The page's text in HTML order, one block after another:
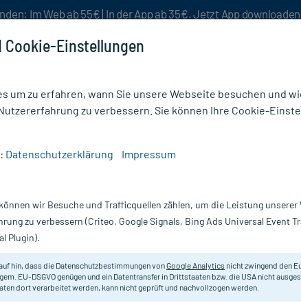
Im Web ab 55€ | In der App ab 35€. Jetzt App downloaden
für kurze Zeit:Gratis-Versand* ab 19€ Mindestbestellwert!
Erfahrungen &
Sedotussin
Einstellungen
um zu erfahren, wann Sie unsere Webseite besuchen und
zu verbessern. Sie können Ihre Cookie-
Datenschutzerklärung Impressum
wir Besuche und Trafficquellen zählen, um die Leistung unserer
zu verbessern (Criteo, Google Signals, Bing Ads Universal Event
Plugin).
hin, dass die Datenschutzbestimmungen vonGoogle Analytics nicht zwingend den
EU-DSGVO genügen und ein Datentransfer in Drittstaaten bzw. die USA nicht
dort verarbeitet werden, kann nicht geprüft und nachvollzogen werden.